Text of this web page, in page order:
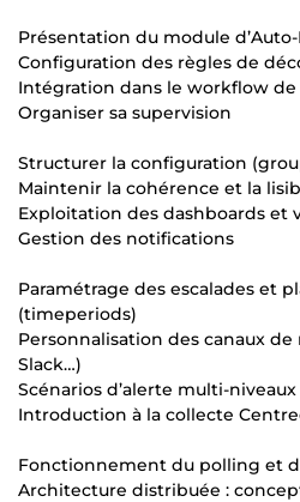
Présentation du module
Configuration des règles de
Intégration dans le workflow de
Organiser sa supervision
Structurer la configuration
Maintenir la cohérence et la
Exploitation des dashboards et
Gestion des notifications
Paramétrage des escalades et
(timeperiods)
Personnalisation des canaux
Slack…)
Scénarios d’alerte multi-niveaux
Introduction à la collecte
Fonctionnement du polling et
Architecture distribuée :